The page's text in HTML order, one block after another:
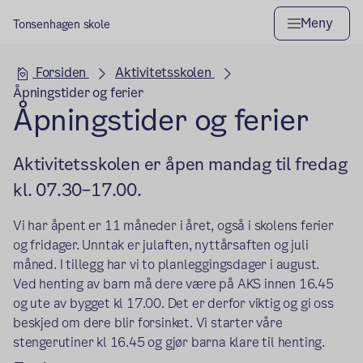
Tonsenhagen skole Meny
Hovedseksjon
Forsiden
Aktivitetsskolen
Åpningstider og ferier
Åpningstider og ferier
Aktivitetsskolen er åpen mandag til fredag
kl. 07.30–17.00.
Vi har åpent er 11 måneder i året, også i skolens ferier
og fridager. Unntak er julaften, nyttårsaften og juli
måned. I tillegg har vi to planleggingsdager i august.
Ved henting av barn må dere være på AKS innen 16.45
og ute av bygget kl 17.00. Det er derfor viktig og gi oss
beskjed om dere blir forsinket. Vi starter våre
stengerutiner kl 16.45 og gjør barna klare til henting.